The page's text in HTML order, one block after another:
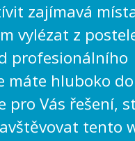
zajímavá
vylézat z
profesionálního
máte hluboko do
pro Vás řešení,
tento